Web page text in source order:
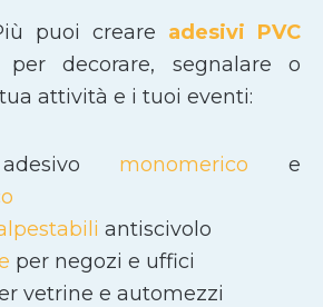
puoi creare adesivi PVC
per decorare, segnalare o
attività e i tuoi eventi:
monomerico e
antiscivolo
per negozi e uffici
vetrine e automezzi